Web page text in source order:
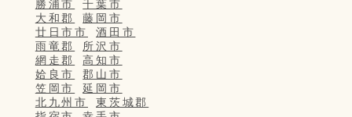
勝浦市
千葉市
大和郡
藤岡市
廿日市市
酒田市
雨竜郡
所沢市
網走郡
高知市
姶良市
郡山市
笠岡市
延岡市
北九州市
東茨城郡